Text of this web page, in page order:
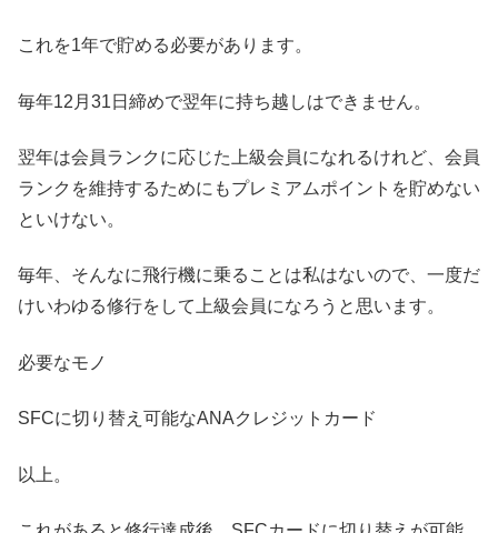
これを1年で貯める必要があります。
毎年12月31日締めで翌年に持ち越しはできません。
翌年は会員ランクに応じた上級会員になれるけれど、会員
ランクを維持するためにもプレミアムポイントを貯めない
といけない。
毎年、そんなに飛行機に乗ることは私はないので、一度だ
けいわゆる修行をして上級会員になろうと思います。
必要なモノ
SFCに切り替え可能なANAクレジットカード
以上。